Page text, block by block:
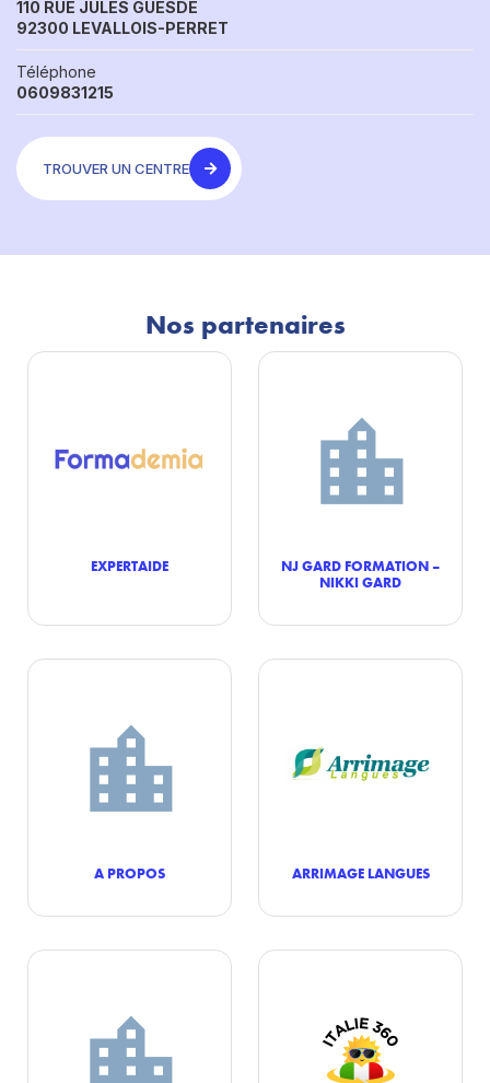
110 RUE JULES GUESDE
92300 LEVALLOIS-PERRET
Téléphone
0609831215
TROUVER UN CENTRE
Nos partenaires
EXPERTAIDE
NJ GARD FORMATION –
NIKKI GARD
A PROPOS ARRIMAGE LANGUES